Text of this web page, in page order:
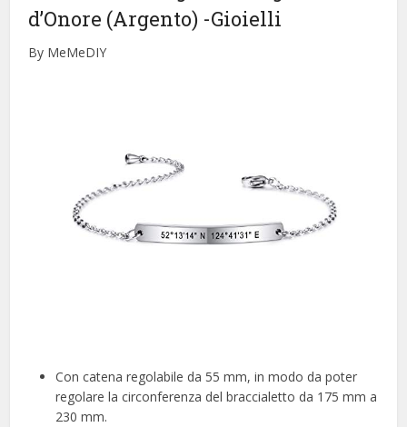
d’Onore (Argento) -Gioielli
By MeMeDIY
Con catena regolabile da 55 mm, in modo da poter
regolare la circonferenza del braccialetto da 175 mm a
230 mm.